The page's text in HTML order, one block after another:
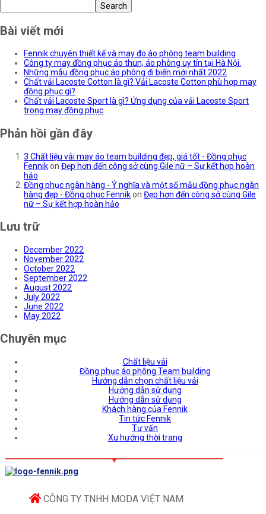
Search
Bài viết mới
Fennik chuyên thiết kế và may đo áo phông team building
Công ty may đồng phục áo thun, áo phông uy tín tại Hà Nội.
Những mẫu đồng phục áo phông đi biển mới nhất 2022
Chất vải Lacoste Cotton là gì? Vải Lacoste Cotton phù hợp may
đồng phục gì?
Chất vải Lacoste Sport là gì? Ứng dụng của vải Lacoste Sport
trong may đồng phục
Phản hồi gần đây
3 Chất liệu vải may áo team building đẹp, giá tốt - Đồng phục
Fennikon Đẹp hơn đến công sở cùng Gile nữ – Sự kết hợp hoàn
hảo
Đồng phục ngân hàng - Ý nghĩa và một số mẫu đồng phục ngân
hàng đẹp - Đồng phục Fennikon Đẹp hơn đến công sở cùng Gile
nữ – Sự kết hợp hoàn hảo
Lưu trữ
December 2022
November 2022
October 2022
September 2022
August 2022
July 2022
June 2022
May 2022
Chuyên mục
Chất liệu vải
Đồng phục áo phông Team building
Hướng dẫn chọn chất liệu vải
Hướng dẫn sử dụng
Hướng dẫn sử dụng
Khách hàng của Fennik
Tin tức Fennik
Tư vấn
Xu hướng thời trang
CÔNG TY TNHH MODA VIỆT NAM